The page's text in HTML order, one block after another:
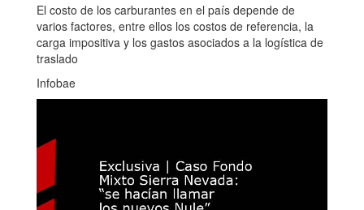
El costo de los carburantes en el país depende de
varios factores, entre ellos los costos de referencia, la
carga impositiva y los gastos asociados a la logística de
traslado
Infobae